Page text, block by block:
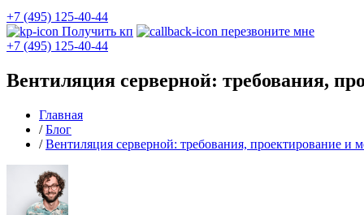
+7 (495) 125-40-44
Получить кп
перезвоните мне
+7 (495) 125-40-44
Вентиляция серверной: требования,
Главная
/Блог
/Вентиляция серверной: требования, проектирование и